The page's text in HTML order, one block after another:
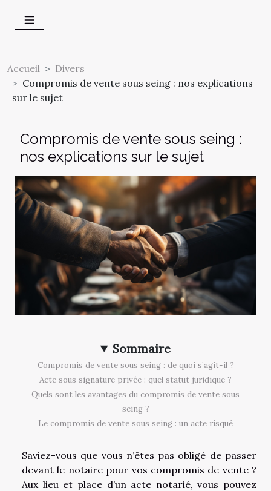
Accueil
Divers
Compromis de vente sous seing : nos explications
sur le sujet
Compromis de vente sous seing :
nos explications sur le sujet
Sommaire
Compromis de vente sous seing : de quoi s’agit-il ?
Acte sous signature privée : quel statut juridique ?
Quels sont les avantages du compromis de vente sous
seing ?
Le compromis de vente sous seing : un acte risqué
Saviez-vous que vous n’êtes pas obligé de passer
devant le notaire pour vos compromis de vente ?
Aux lieu et place d’un acte notarié, vous pouvez